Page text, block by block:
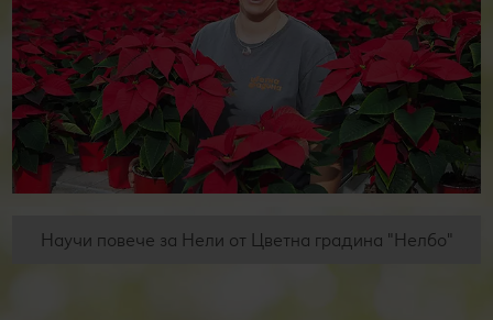
Научи повече за Нели от Цветна градина "Нелбо"